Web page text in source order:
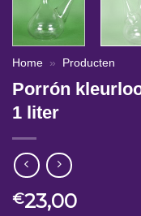
Home » Producten
Porrón
1 liter
€23,00